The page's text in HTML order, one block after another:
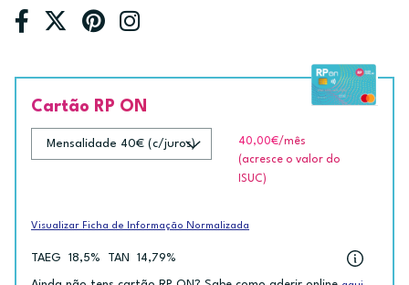
Cartão RP ON
40,00€/mês
(acresce o valor do
ISUC)
Visualizar Ficha de Informação Normalizada
TAEG 18,5% TAN 14,79%